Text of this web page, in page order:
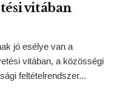
vitában
jó esélye van a
vitában, a közösségi
feltételrendszer...